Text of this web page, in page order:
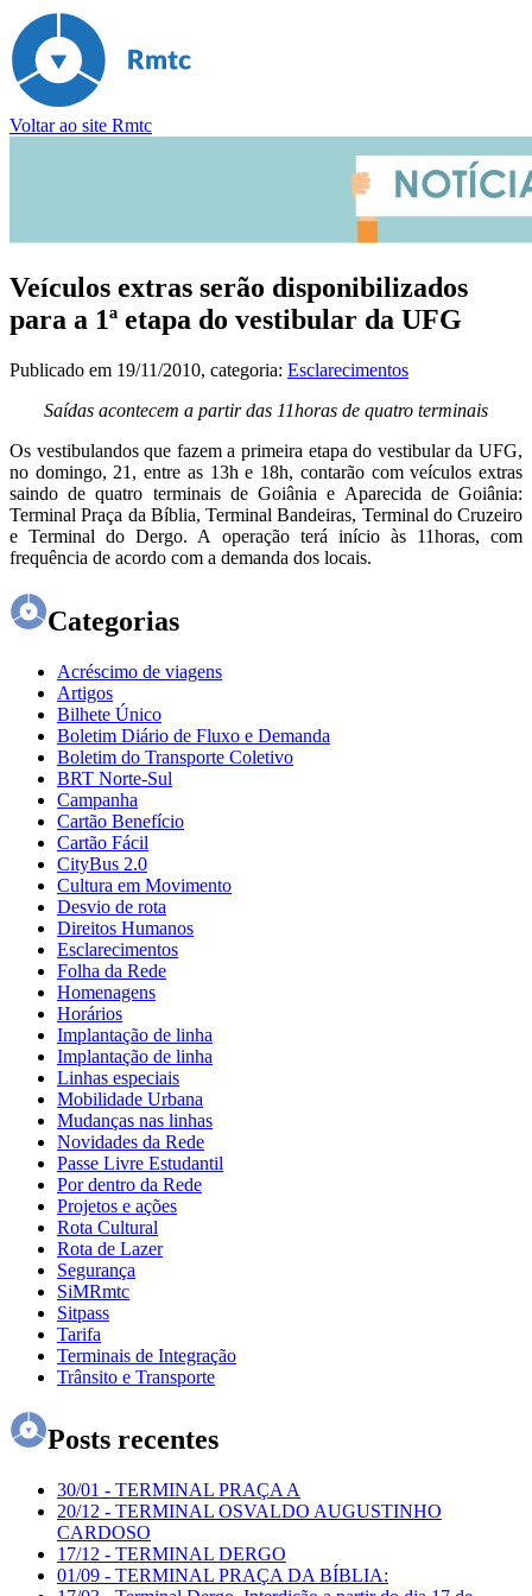
Voltar ao site Rmtc
Veículos extras serão disponibilizados
para a 1ª etapa do vestibular da UFG
Publicado em 19/11/2010, categoria: Esclarecimentos
Saídas acontecem a partir das 11horas de quatro terminais
Os vestibulandos que fazem a primeira etapa do vestibular da UFG,
no domingo, 21, entre as 13h e 18h, contarão com veículos extras
saindo de quatro terminais de Goiânia e Aparecida de Goiânia:
Terminal Praça da Bíblia, Terminal Bandeiras, Terminal do Cruzeiro
e Terminal do Dergo. A operação terá início às 11horas, com
frequência de acordo com a demanda dos locais.
Categorias
Acréscimo de viagens
Artigos
Bilhete Único
Boletim Diário de Fluxo e Demanda
Boletim do Transporte Coletivo
BRT Norte-Sul
Campanha
Cartão Benefício
Cartão Fácil
CityBus 2.0
Cultura em Movimento
Desvio de rota
Direitos Humanos
Esclarecimentos
Folha da Rede
Homenagens
Horários
Implantação de linha
Implantação de linha
Linhas especiais
Mobilidade Urbana
Mudanças nas linhas
Novidades da Rede
Passe Livre Estudantil
Por dentro da Rede
Projetos e ações
Rota Cultural
Rota de Lazer
Segurança
SiMRmtc
Sitpass
Tarifa
Terminais de Integração
Trânsito e Transporte
Posts recentes
30/01 - TERMINAL PRAÇA A
20/12 - TERMINAL OSVALDO AUGUSTINHO
CARDOSO
17/12 - TERMINAL DERGO
01/09 - TERMINAL PRAÇA DA BÍBLIA: